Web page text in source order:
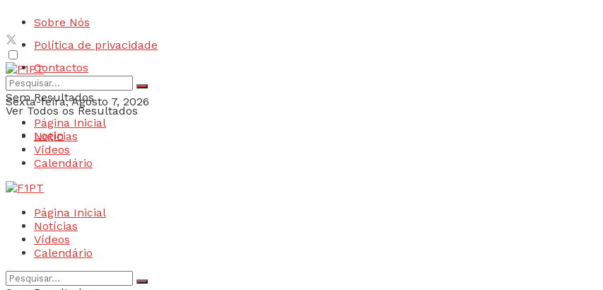
Sobre Nós
Política de privacidade
Contactos
Sexta-feira, Agosto 7, 2026
Login
Sem Resultados
Ver Todos os Resultados
Página Inicial
Notícias
Vídeos
Calendário
Página Inicial
Notícias
Vídeos
Calendário